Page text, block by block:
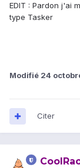
EDIT : Pardon j'ai
type Tasker
Modifié 24
Citer